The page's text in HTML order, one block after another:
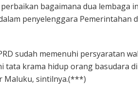
bagaimana dua lembaga
penyelenggara Pemerintahan
sudah memenuhi persyaratan
tata krama hidup orang basudara
Maluku, sintilnya.(***)